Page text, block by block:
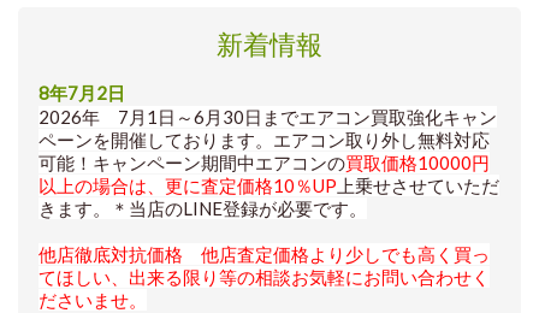
新着情報
8年7月2日
2026年 7月1日～6月30日までエアコン買取強化キャン
ペーンを開催しております。エアコン取り外し無料対応
可能！キャンペーン期間中エアコンの買取価格10000円
以上の場合は、更に査定価格10％UP 上乗せさせていただ
きます。
＊当店のLINE登録が必要です。
他店徹底対抗価格 他店査定価格より少しでも高く買っ
てほしい、出来る限り等の相談お気軽にお問い合わせく
ださいませ。